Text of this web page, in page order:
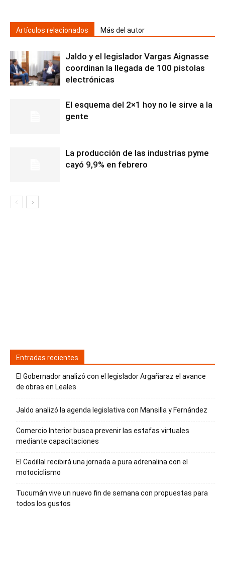
Artículos relacionados Más del autor
Jaldo y el legislador Vargas Aignasse
coordinan la llegada de 100 pistolas
electrónicas
El esquema del 2×1 hoy no le sirve a la
gente
La producción de las industrias pyme
cayó 9,9% en febrero
Entradas recientes
El Gobernador analizó con el legislador Argañaraz el avance
de obras en Leales
Jaldo analizó la agenda legislativa con Mansilla y Fernández
Comercio Interior busca prevenir las estafas virtuales
mediante capacitaciones
El Cadillal recibirá una jornada a pura adrenalina con el
motociclismo
Tucumán vive un nuevo fin de semana con propuestas para
todos los gustos